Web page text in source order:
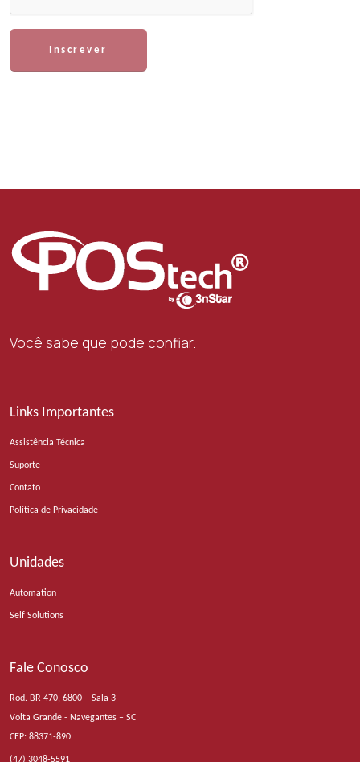
Inscrever
Você sabe que pode confiar.
Links Importantes
Assistência Técnica
Suporte
Contato
Política de Privacidade
Unidades
Automation
Self Solutions
Fale Conosco
Rod. BR 470, 6800 – Sala 3
Volta Grande - Navegantes – SC
CEP: 88371-890
(47) 3048-5591